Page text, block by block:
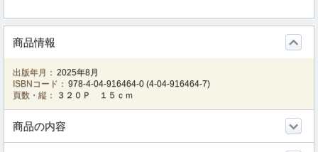
商品情報
出版年月： 2025年8月
ISBNコード： 978-4-04-916464-0 (4-04-916464-7)
頁数・縦：
３２０Ｐ １５ｃｍ
商品の内容